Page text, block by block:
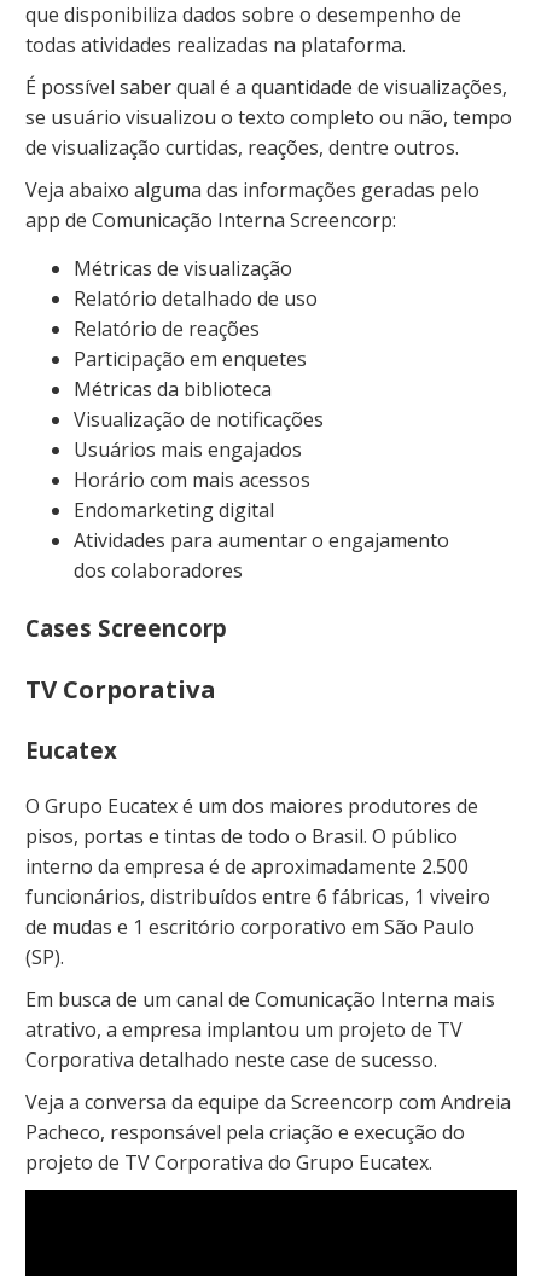
que disponibiliza dados sobre o desempenho de
todas atividades realizadas na plataforma.
É possível saber qual é a quantidade de visualizações,
se usuário visualizou o texto completo ou não, tempo
de visualização curtidas, reações, dentre outros.
Veja abaixo alguma das informações geradas pelo
app de Comunicação Interna Screencorp:
Métricas de visualização
Relatório detalhado de uso
Relatório de reações
Participação em enquetes
Métricas da biblioteca
Visualização de notificações
Usuários mais engajados
Horário com mais acessos
Endomarketing digital
Atividades para aumentar o engajamento
dos colaboradores
Cases Screencorp
TV Corporativa
Eucatex
O Grupo Eucatex é um dos maiores produtores de
pisos, portas e tintas de todo o Brasil. O público
interno da empresa é de aproximadamente 2.500
funcionários, distribuídos entre 6 fábricas, 1 viveiro
de mudas e 1 escritório corporativo em São Paulo
(SP).
Em busca de um canal de Comunicação Interna mais
atrativo, a empresa implantou um projeto de TV
Corporativa detalhado neste case de sucesso.
Veja a conversa da equipe da Screencorp com Andreia
Pacheco, responsável pela criação e execução do
projeto de TV Corporativa do Grupo Eucatex.